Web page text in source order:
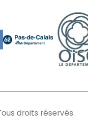
droits réservés.